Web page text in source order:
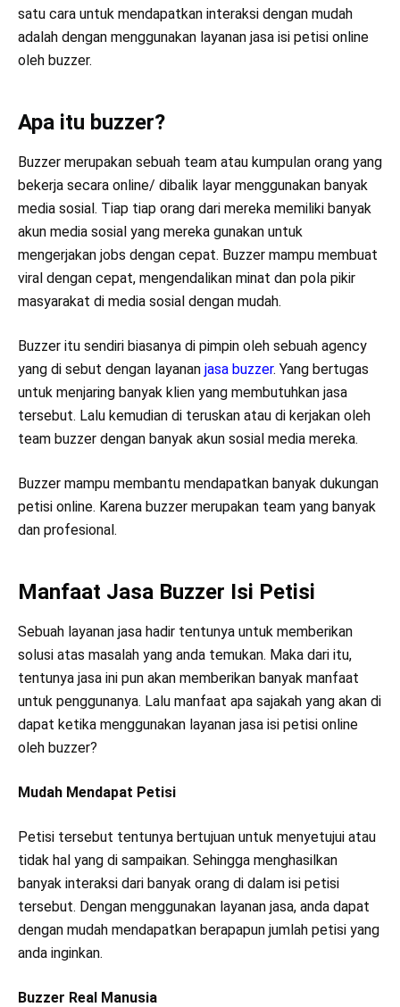
satu cara untuk mendapatkan interaksi dengan mudah
adalah dengan menggunakan layanan jasa isi petisi online
oleh buzzer.
Apa itu buzzer?
Buzzer merupakan sebuah team atau kumpulan orang yang
bekerja secara online/ dibalik layar menggunakan banyak
media sosial. Tiap tiap orang dari mereka memiliki banyak
akun media sosial yang mereka gunakan untuk
mengerjakan jobs dengan cepat. Buzzer mampu membuat
viral dengan cepat, mengendalikan minat dan pola pikir
masyarakat di media sosial dengan mudah.
Buzzer itu sendiri biasanya di pimpin oleh sebuah agency
yang di sebut dengan layanan jasa buzzer. Yang bertugas
untuk menjaring banyak klien yang membutuhkan jasa
tersebut. Lalu kemudian di teruskan atau di kerjakan oleh
team buzzer dengan banyak akun sosial media mereka.
Buzzer mampu membantu mendapatkan banyak dukungan
petisi online. Karena buzzer merupakan team yang banyak
dan profesional.
Manfaat Jasa Buzzer Isi Petisi
Sebuah layanan jasa hadir tentunya untuk memberikan
solusi atas masalah yang anda temukan. Maka dari itu,
tentunya jasa ini pun akan memberikan banyak manfaat
untuk penggunanya. Lalu manfaat apa sajakah yang akan di
dapat ketika menggunakan layanan jasa isi petisi online
oleh buzzer?
Mudah Mendapat Petisi
Petisi tersebut tentunya bertujuan untuk menyetujui atau
tidak hal yang di sampaikan. Sehingga menghasilkan
banyak interaksi dari banyak orang di dalam isi petisi
tersebut. Dengan menggunakan layanan jasa, anda dapat
dengan mudah mendapatkan berapapun jumlah petisi yang
anda inginkan.
Buzzer Real Manusia